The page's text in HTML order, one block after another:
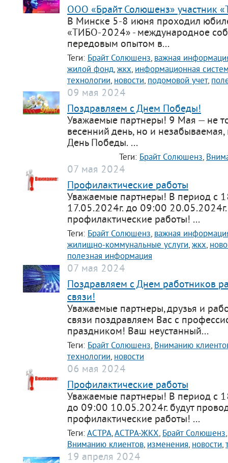
ООО «Брайт Солюшенз» участник
В Минске 5-8 июня проходил
«ТИБО-2024» - международное
передовым опытом в...
Теги: Брайт Солюшенз, важная
жилой фонд,жкх, информационная
технологии, новости, подомовой учет,
09 мая 2024
Поздравляем с Днем Победы!
Уважаемые партнеры! 9 Мая — не
весенний день, но и
День Победы. ...
Теги: Брайт Солюшенз,
07 мая 2024
Профилактические работы
Уважаемые партнеры! В период с
17.05.2024г. до 09:00 20.05.2024г.
профилактические работы! ...
Теги: Брайт Солюшенз, важная
жилищно-коммунальные услуги,жкх,
полезная информация
07 мая 2024
Поздравляем с Днем работников
связи!
Уважаемые партнеры, друзья и
связи поздравляем Вас с
праздником! Ваш неустанный...
Теги: Брайт Солюшенз, Вниманию
технологии, новости
06 мая 2024
Профилактические работы
Уважаемые партнеры! В период с
до 09:00 10.05.2024г. будут
профилактические работы! ...
Теги:АСТРА,АСТРА-ЖКХ, Брайт Солюшенз
Вниманию клиентов, изменения, новости,
19 апреля 2024